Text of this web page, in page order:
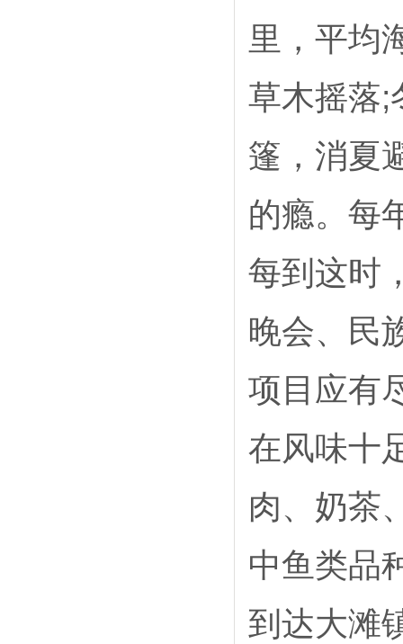
里，平均
草木摇落;
篷，消夏
的瘾。每
每到这时
晚会、民
项目应有
在风味十
肉、奶茶
中鱼类品
到达大滩